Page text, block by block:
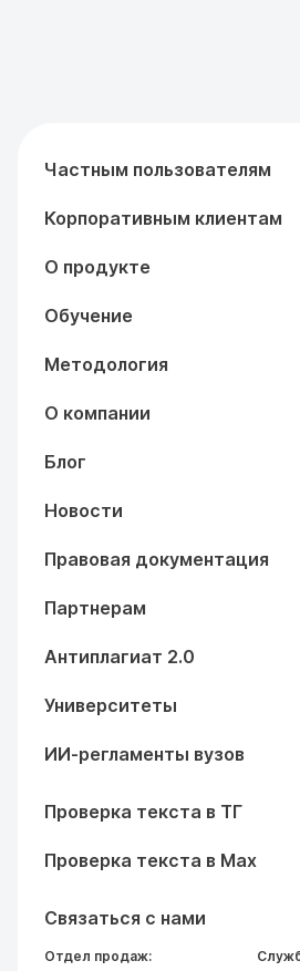
Частным пользователям
Корпоративным клиентам
О продукте
Обучение
Методология
О компании
Блог
Новости
Правовая документация
Партнерам
Антиплагиат 2.0
Университеты
ИИ-регламенты вузов
Проверка текста в ТГ
Проверка текста в Max
Связаться с нами
Отдел продаж: